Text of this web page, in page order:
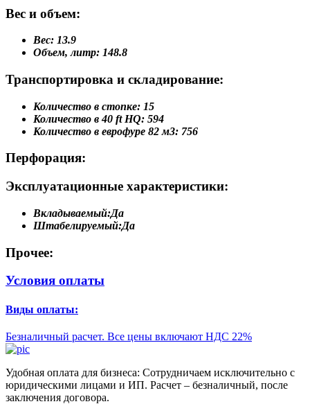
Вес и объем:
Вес: 13.9
Объем, литр: 148.8
Транспортировка и складирование:
Количество в стопке: 15
Количество в 40 ft HQ: 594
Количество в еврофуре 82 м3: 756
Перфорация:
Эксплуатационные характеристики:
Вкладываемый:Да
Штабелируемый:Да
Прочее:
Условия оплаты
Виды оплаты:
Безналичный расчет. Все цены включают НДС 22%
Удобная оплата для бизнеса: Сотрудничаем исключительно с
юридическими лицами и ИП. Расчет – безналичный, после
заключения договора.